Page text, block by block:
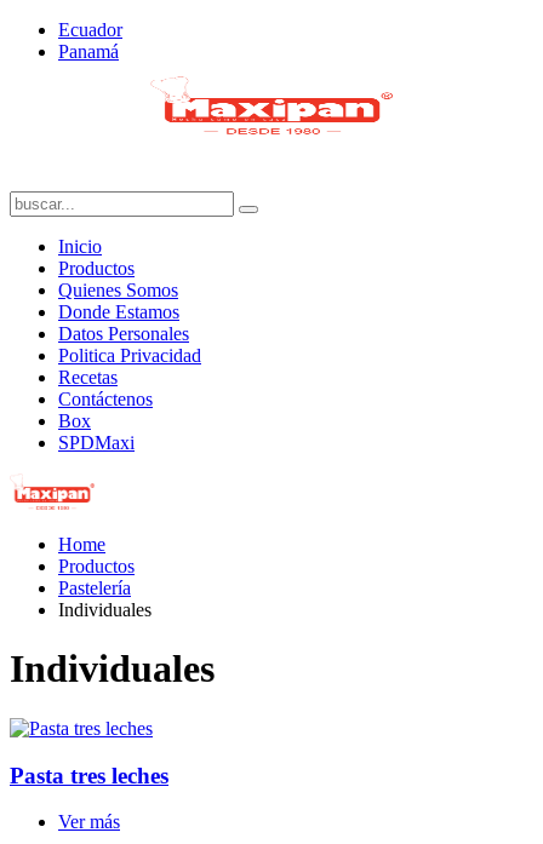
Ecuador
Panamá
Inicio
Productos
Quienes Somos
Donde Estamos
Datos Personales
Politica Privacidad
Recetas
Contáctenos
Box
SPDMaxi
Home
Productos
Pastelería
Individuales
Individuales
Pasta tres leches
Ver más